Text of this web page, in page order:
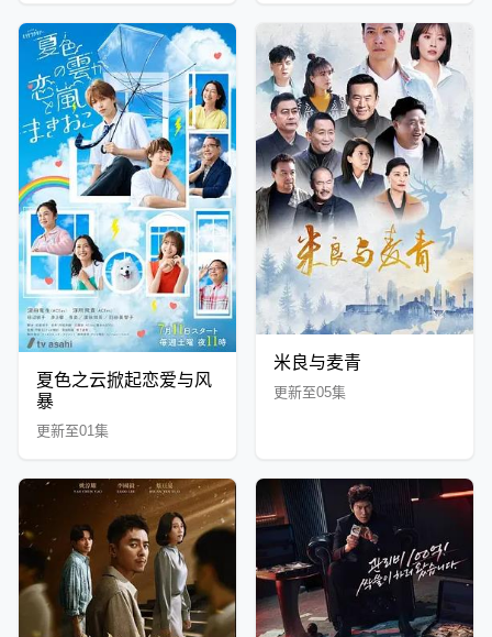
夏色之云掀起恋爱与风
暴
更新至01集
米良与麦青
更新至05集